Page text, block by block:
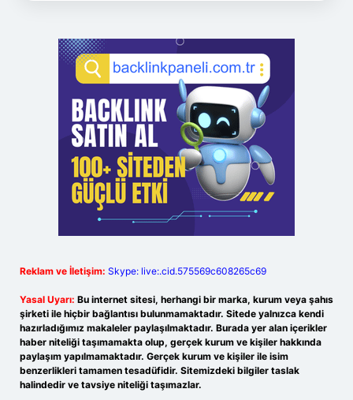
Reklam ve İletişim: Skype: live:.cid.575569c608265c69
Yasal Uyarı: Bu internet sitesi, herhangi bir marka, kurum veya şahıs
şirketi ile hiçbir bağlantısı bulunmamaktadır. Sitede yalnızca kendi
hazırladığımız makaleler paylaşılmaktadır. Burada yer alan içerikler
haber niteliği taşımamakta olup, gerçek kurum ve kişiler hakkında
paylaşım yapılmamaktadır. Gerçek kurum ve kişiler ile isim
benzerlikleri tamamen tesadüfidir. Sitemizdeki bilgiler taslak
halindedir ve tavsiye niteliği taşımazlar.